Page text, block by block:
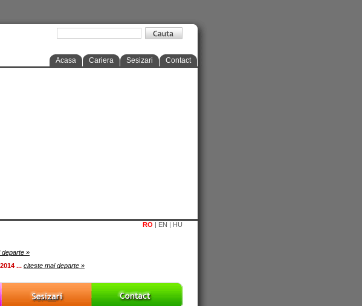
Acasa Cariera Sesizari Contact
RO | EN | HU
departe »
... citeste mai departe »